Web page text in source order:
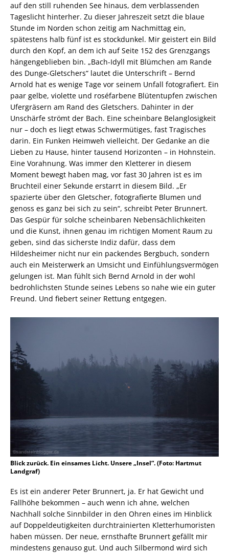
auf den still ruhenden See hinaus, dem verblassenden
Tageslicht hinterher. Zu dieser Jahreszeit setzt die blaue
Stunde im Norden schon zeitig am Nachmittag ein,
spätestens halb fünf ist es stockdunkel. Mir geistert ein Bild
durch den Kopf, an dem ich auf Seite 152 des Grenzgangs
hängengeblieben bin. „Bach-Idyll mit Blümchen am Rande
des Dunge-Gletschers“ lautet die Unterschrift – Bernd
Arnold hat es wenige Tage vor seinem Unfall fotografiert. Ein
paar gelbe, violette und roséfarbene Blütentupfen zwischen
Ufergräsern am Rand des Gletschers. Dahinter in der
Unschärfe strömt der Bach. Eine scheinbare Belanglosigkeit
nur – doch es liegt etwas Schwermütiges, fast Tragisches
darin. Ein Funken Heimweh vielleicht. Der Gedanke an die
Lieben zu Hause, hinter tausend Horizonten – in Hohnstein.
Eine Vorahnung. Was immer den Kletterer in diesem
Moment bewegt haben mag, vor fast 30 Jahren ist es im
Bruchteil einer Sekunde erstarrt in diesem Bild. „Er
spazierte über den Gletscher, fotografierte Blumen und
genoss es ganz bei sich zu sein“, schreibt Peter Brunnert.
Das Gespür für solche scheinbaren Nebensächlichkeiten
und die Kunst, ihnen genau im richtigen Moment Raum zu
geben, sind das sicherste Indiz dafür, dass dem
Hildesheimer nicht nur ein packendes Bergbuch, sondern
auch ein Meisterwerk an Umsicht und Einfühlungsvermögen
gelungen ist. Man fühlt sich Bernd Arnold in der wohl
bedrohlichsten Stunde seines Lebens so nahe wie ein guter
Freund. Und fiebert seiner Rettung entgegen.
Blick zurück. Ein einsames Licht. Unsere „Insel“. (Foto: Hartmut
Landgraf)
Es ist ein anderer Peter Brunnert, ja. Er hat Gewicht und
Fallhöhe bekommen – auch wenn ich ahne, welchen
Nachhall solche Sinnbilder in den Ohren eines im Hinblick
auf Doppeldeutigkeiten durchtrainierten Kletterhumoristen
haben müssen. Der neue, ernsthafte Brunnert gefällt mir
mindestens genauso gut. Und auch Silbermond wird sich